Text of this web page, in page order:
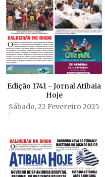
Edição 1741 - Jornal Atibaia
Hoje
Sábado, 22 Fevereiro 2025